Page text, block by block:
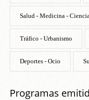
Salud - Medicina - Ciencia
Tráfico - Urbanismo
Deportes - Ocio
Programas